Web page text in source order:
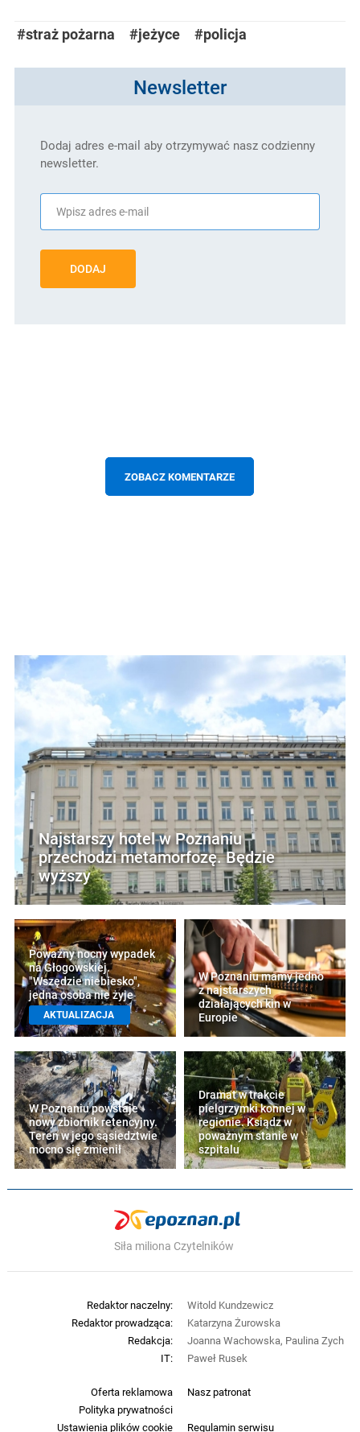
#straż pożarna #jeżyce #policja
Newsletter
Dodaj adres e-mail aby otrzymywać nasz codzienny
newsletter.
DODAJ
ZOBACZ KOMENTARZE
Najstarszy hotel w Poznaniu
przechodzi metamorfozę. Będzie
wyższy
Poważny nocny wypadek
na Głogowskiej.
"Wszędzie niebiesko",
jedna osoba nie żyje
AKTUALIZACJA
W Poznaniu mamy jedno
z najstarszych
działających kin w
Europie
W Poznaniu powstaje
nowy zbiornik retencyjny.
Teren w jego sąsiedztwie
mocno się zmienił
Dramat w trakcie
pielgrzymki konnej w
regionie. Ksiądz w
poważnym stanie w
szpitalu
Siła miliona Czytelników
Oferta reklamowa
Nasz patronat
Polityka prywatności
Ustawienia plików cookie
Regulamin serwisu
Redaktor naczelny:
Witold Kundzewicz
Redaktor prowadząca:
Katarzyna Żurowska
Redakcja:
Joanna Wachowska, Paulina Zych
IT:
Paweł Rusek